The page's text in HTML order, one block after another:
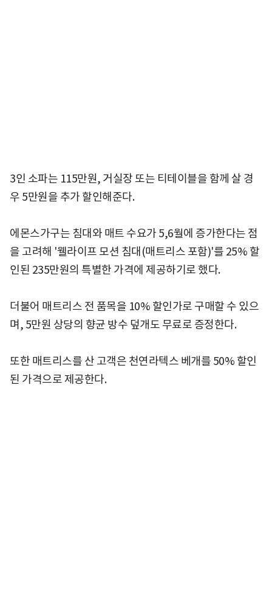
3인 소파는 115만원, 거실장 또는 티테이블을 함께 살 경
우 5만원을 추가 할인해준다.
에몬스가구는 침대와 매트 수요가 5,6월에 증가한다는 점
을 고려해 '웰라이프 모션 침대(매트리스 포함)'를 25% 할
인된 235만원의 특별한 가격에 제공하기로 했다.
더불어 매트리스 전 품목을 10% 할인가로 구매할 수 있으
며, 5만원 상당의 향균 방수 덮개도 무료로 증정한다.
또한 매트리스를 산 고객은 천연라텍스 베개를 50% 할인
된 가격으로 제공한다.